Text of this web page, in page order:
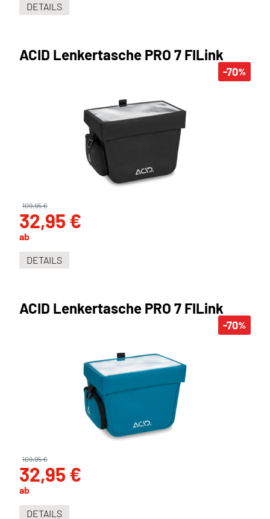
DETAILS
-70%
ACID Lenkertasche PRO 7 FILink
ab
32,95 €
109,95 €
DETAILS
-70%
ACID Lenkertasche PRO 7 FILink
ab
32,95 €
109,95 €
DETAILS